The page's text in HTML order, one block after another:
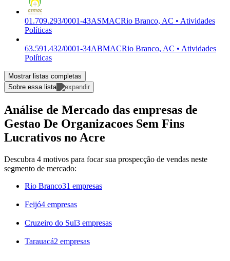
01.709.293/0001-43ASMACRio Branco, AC • Atividades
Políticas
63.591.432/0001-34ABMACRio Branco, AC • Atividades
Políticas
Mostrar listas completas
Sobre essa lista
Análise de Mercado das empresas de
Gestao De Organizacoes Sem Fins
Lucrativos no Acre
Descubra 4 motivos para focar sua prospecção de vendas neste
segmento de mercado:
Rio Branco31 empresas
Feijó4 empresas
Cruzeiro do Sul3 empresas
Tarauacá2 empresas